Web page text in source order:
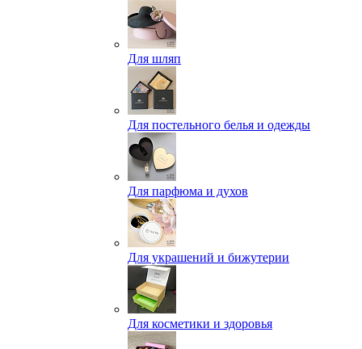
Для шляп
Для постельного белья и одежды
Для парфюма и духов
Для украшений и бижутерии
Для косметики и здоровья